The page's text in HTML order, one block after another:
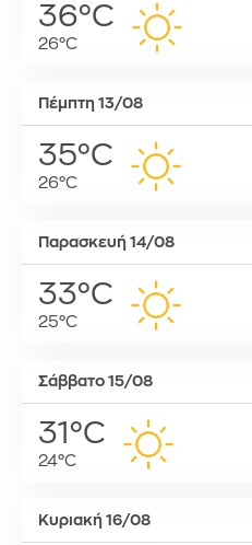
36°C
26°C
Πέμπτη 13/08
35°C
26°C
Παρασκευή 14/08
33°C
25°C
Σάββατο 15/08
31°C
24°C
Κυριακή 16/08